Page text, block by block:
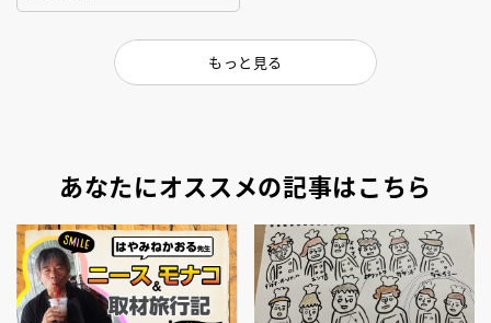
もっと見る
あなたにオススメの記事はこちら